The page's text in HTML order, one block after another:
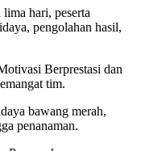
hari, peserta
pengolahan hasil,
Berprestasi dan
tim.
bawang merah,
penanaman.